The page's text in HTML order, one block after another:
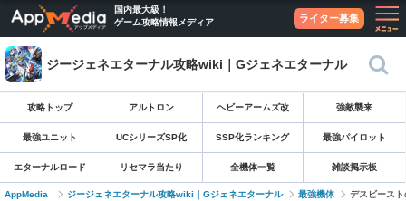
国内最大級！
ゲーム攻略情報メディア
ライター募集
ジージェネエターナル攻略wiki｜Gジェネエターナル
攻略トップ アルトロン ヘビーアームズ改 強敵襲来
最強ユニット UCシリーズSP化 SSP化ランキング 最強パイロット
エターナルロード リセマラ当たり 全機体一覧 雑談掲示板
AppMedia ジージェネエターナル攻略wiki｜Gジェネエターナル 最強機体 デスビース